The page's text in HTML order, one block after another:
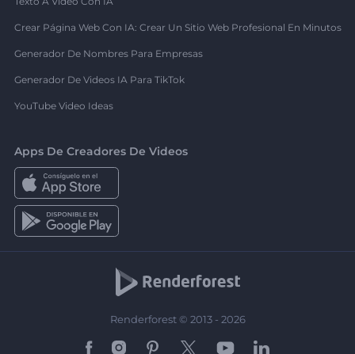
Crear Página Web Con IA: Crear Un Sitio Web Profesional En Minutos
Generador De Nombres Para Empresas
Generador De Videos IA Para TikTok
YouTube Video Ideas
Apps De Creadores De Videos
Renderforest © 2013 - 2026